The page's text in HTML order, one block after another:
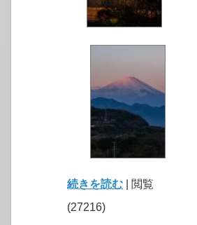
続きを読む | 閲覧
(27216)